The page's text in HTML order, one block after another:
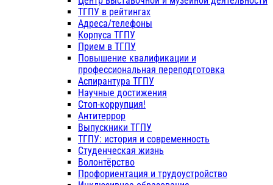
ТГПУ в рейтингах
Адреса/телефоны
Корпуса ТГПУ
Прием в ТГПУ
Повышение квалификации и
профессиональная переподготовка
Аспирантура ТГПУ
Научные достижения
Стоп-коррупция!
Антитеррор
Выпускники ТГПУ
ТГПУ: история и современность
Студенческая жизнь
Волонтёрство
Профориентация и трудоустройство